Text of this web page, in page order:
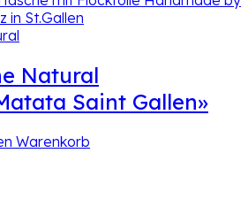
Natural
Saint Gallen»
Warenkorb